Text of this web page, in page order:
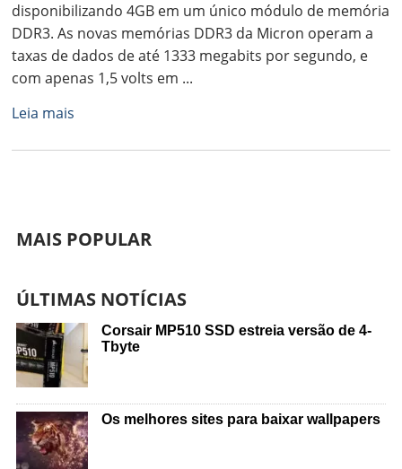
disponibilizando 4GB em um único módulo de memória
DDR3. As novas memórias DDR3 da Micron operam a
taxas de dados de até 1333 megabits por segundo, e
com apenas 1,5 volts em ...
Leia mais
MAIS POPULAR
ÚLTIMAS NOTÍCIAS
Corsair MP510 SSD estreia versão de 4-
Tbyte
Os melhores sites para baixar wallpapers